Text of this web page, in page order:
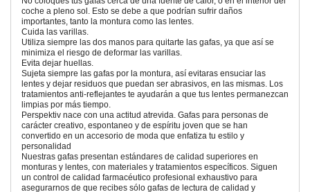
coche a pleno sol. Esto se debe a que podrían sufrir daños
importantes, tanto la montura como las lentes.
Cuida las varillas.
Utiliza siempre las dos manos para quitarte las gafas, ya que así se
minimiza el riesgo de deformar las varillas.
Evita dejar huellas.
Sujeta siempre las gafas por la montura, así evitaras ensuciar las
lentes y dejar residuos que puedan ser abrasivos, en las mismas. Los
tratamientos anti-reflejantes te ayudarán a que tus lentes permanezcan
limpias por más tiempo.
Perspektiv nace con una actitud atrevida. Gafas para personas de
carácter creativo, espontaneo y de espíritu joven que se han
convertido en un accesorio de moda que enfatiza tu estilo y
personalidad
Nuestras gafas presentan estándares de calidad superiores en
monturas y lentes, con materiales y tratamientos específicos. Siguen
un control de calidad farmacéutico profesional exhaustivo para
asegurarnos de que recibes sólo gafas de lectura de calidad y